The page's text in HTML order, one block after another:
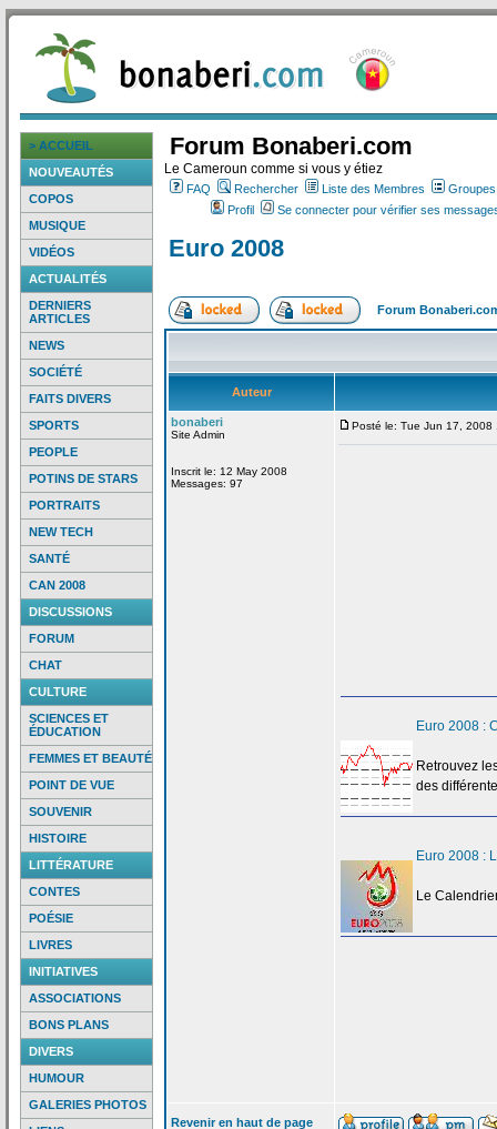
> ACCUEIL
NOUVEAUTÉS
COPOS
MUSIQUE
VIDÉOS
ACTUALITÉS
DERNIERS
ARTICLES
NEWS
SOCIÉTÉ
FAITS DIVERS
SPORTS
PEOPLE
POTINS DE STARS
PORTRAITS
NEW TECH
SANTÉ
CAN 2008
DISCUSSIONS
FORUM
CHAT
CULTURE
SCIENCES ET
ÉDUCATION
FEMMES ET BEAUTÉ
POINT DE VUE
SOUVENIR
HISTOIRE
LITTÉRATURE
CONTES
POÉSIE
LIVRES
INITIATIVES
ASSOCIATIONS
BONS PLANS
DIVERS
HUMOUR
GALERIES PHOTOS
Forum Bonaberi.com
Le Cameroun comme si vous y étiez
FAQ Rechercher Liste des Membres
Profil
Se connecter pour vérifier ses
Euro 2008
Forum
Auteur
bonaberi
Site Admin
Inscrit le: 12 May 2008
Messages: 97
Posté le: Tue Jun 17, 2008
Euro 2008 :
Retrouvez
des
Euro 2008 :
Le
Revenir en haut de page